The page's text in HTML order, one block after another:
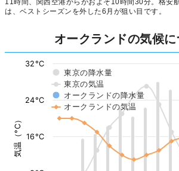
11時間、関西空港からがおよそ10時間30分。格安
は、ベストシーズンを外した6月が狙い目です。
オークランドの気候に
気温（°C）
東京の降水量
東京の気温
オークランドの降水量
オークランドの気温
16°C
24°C
32°C